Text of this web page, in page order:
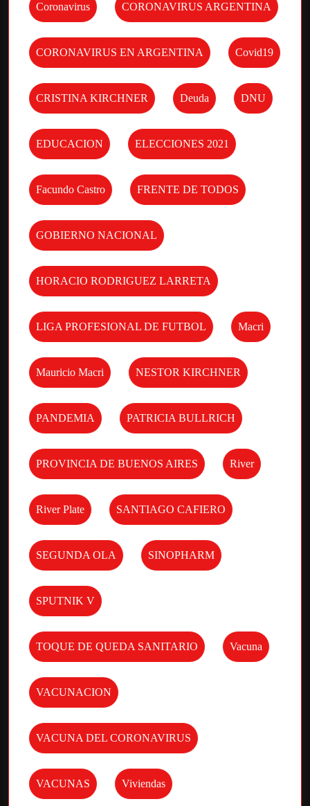
Coronavirus CORONAVIRUS ARGENTINA
CORONAVIRUS EN ARGENTINA Covid19
CRISTINA KIRCHNER Deuda DNU
EDUCACION ELECCIONES 2021
Facundo Castro FRENTE DE TODOS
GOBIERNO NACIONAL
HORACIO RODRIGUEZ LARRETA
LIGA PROFESIONAL DE FUTBOL Macri
Mauricio Macri NESTOR KIRCHNER
PANDEMIA PATRICIA BULLRICH
PROVINCIA DE BUENOS AIRES River
River Plate SANTIAGO CAFIERO
SEGUNDA OLA SINOPHARM
SPUTNIK V
TOQUE DE QUEDA SANITARIO Vacuna
VACUNACION
VACUNA DEL CORONAVIRUS
VACUNAS Viviendas